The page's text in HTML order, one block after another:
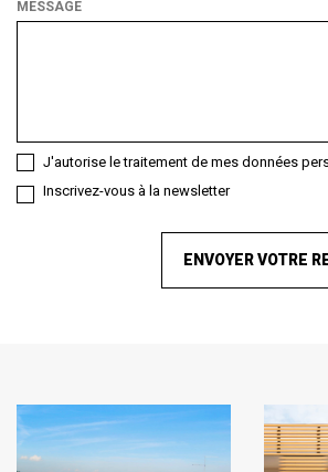
de
MESSAGE
J'autorise le traitement de mes données
Inscrivez-vous à la newsletter
ENVOYER VOTRE